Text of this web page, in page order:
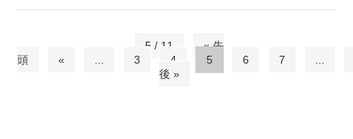
5 / 11
« 先
頭
« 3 4 5 6 7
後 »